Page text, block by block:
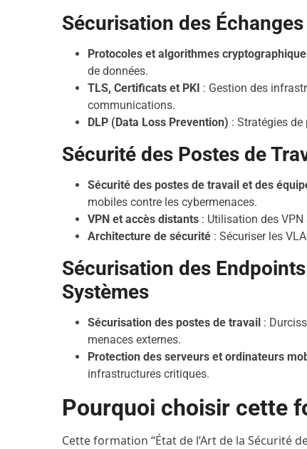
Sécurisation des
Protocoles et algorithmes
de données.
TLS, Certificats et PKI : Gestion des
communications.
DLP (Data Loss Prevention) : Stratégies
Sécurité des Postes de
Sécurité des postes de travail et des
mobiles contre les cybermenaces.
VPN et accès distants : Utilisation des
Architecture de sécurité : Sécuriser les
Sécurisation des
Systèmes
Sécurisation des postes de travail :
menaces externes.
Protection des serveurs et ordinateurs
infrastructures critiques.
Pourquoi choisir cette
Cette formation “État de l’Art de la Sécurité